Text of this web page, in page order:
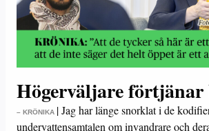
Högerväljare
– KRÖNIKA |Jag har länge snorklat i de
undervattensamtalen om invandrare och